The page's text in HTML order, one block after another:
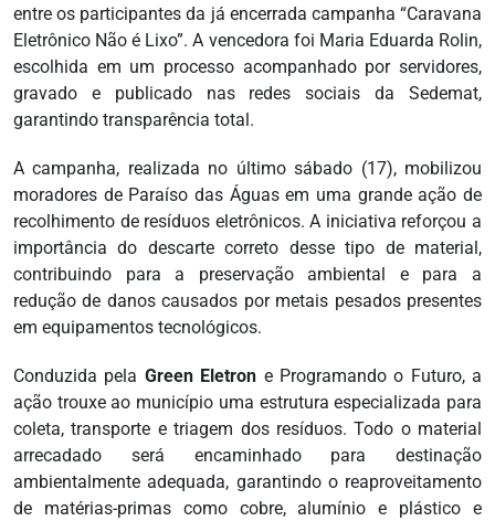
entre os participantes da já encerrada campanha “Caravana
Eletrônico Não é Lixo”. A vencedora foi Maria Eduarda Rolin,
escolhida em um processo acompanhado por servidores,
gravado e publicado nas redes sociais da Sedemat,
garantindo transparência total.
A campanha, realizada no último sábado (17), mobilizou
moradores de Paraíso das Águas em uma grande ação de
recolhimento de resíduos eletrônicos. A iniciativa reforçou a
importância do descarte correto desse tipo de material,
contribuindo para a preservação ambiental e para a
redução de danos causados por metais pesados presentes
em equipamentos tecnológicos.
Conduzida pela Green Eletron e Programando o Futuro, a
ação trouxe ao município uma estrutura especializada para
coleta, transporte e triagem dos resíduos. Todo o material
arrecadado será encaminhado para destinação
ambientalmente adequada, garantindo o reaproveitamento
de matérias-primas como cobre, alumínio e plástico e